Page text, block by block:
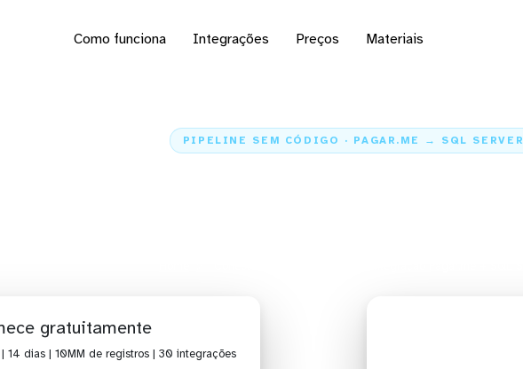
Como funciona Integrações Preços Materiais
PIPELINE SEM CÓDIGO · PAGAR.ME → SQL SERVER
gratuitamente
14 dias | 10MM de registros | 30 integrações